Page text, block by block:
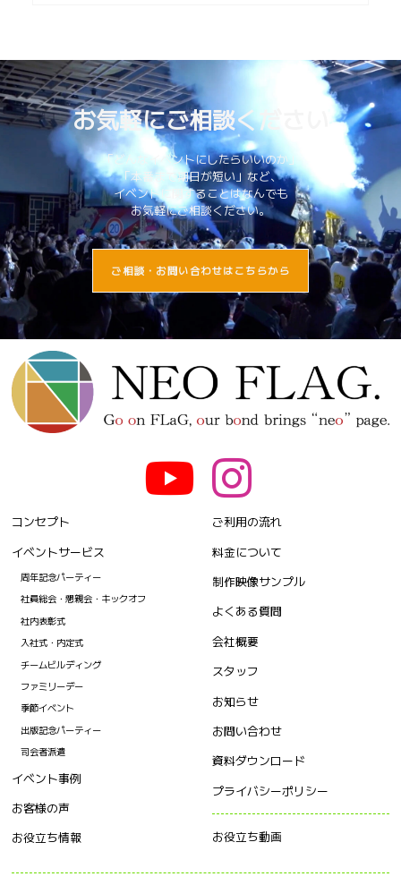
お気軽にご相談ください
「どんなイベントにしたらいいのか」
「本番まで期日が短い」など、
イベントに関することはなんでも
お気軽にご相談ください。
ご相談・お問い合わせはこちらから
コンセプト
イベントサービス
周年記念パーティー
社員総会・懇親会・キックオフ
社内表彰式
入社式・内定式
チームビルディング
ファミリーデー
季節イベント
出版記念パーティー
司会者派遣
イベント事例
お客様の声
お役立ち情報
ご利用の流れ
料金について
制作映像サンプル
よくある質問
会社概要
スタッフ
お知らせ
お問い合わせ
資料ダウンロード
プライバシーポリシー
お役立ち動画